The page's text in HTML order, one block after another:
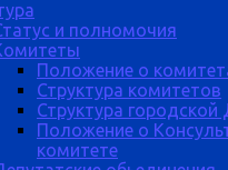
и полномочия
Положение о
Структура комитетов
Структура
Положение о
комитете